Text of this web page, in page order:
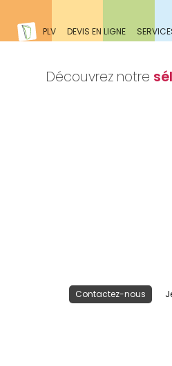
PLV DEVIS EN LIGNE
Découvrez notre
Contactez-nous